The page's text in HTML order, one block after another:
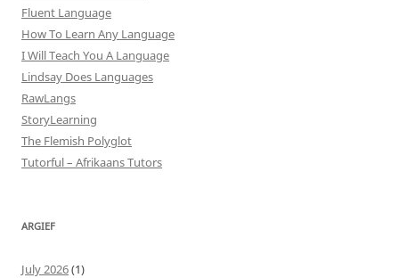
Fluent Language
How To Learn Any Language
I Will Teach You A Language
Lindsay Does Languages
RawLangs
StoryLearning
The Flemish Polyglot
Tutorful – Afrikaans Tutors
ARGIEF
July 2026(1)